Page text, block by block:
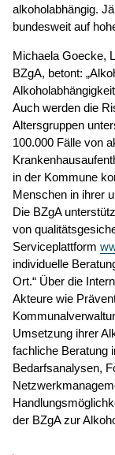
alkoholabhängig.
bundesweit auf
Michaela Goecke,
BZgA, betont:
Auch werden die
Altersgruppen
100.000 Fälle von
in der Kommune
Menschen in ihrer
Die BZgA
von
Serviceplattform
individuelle
Ort.“ Über die
Akteure wie
Umsetzung ihrer
fachliche Beratung
Bedarfsanalysen,
der BZgA zur